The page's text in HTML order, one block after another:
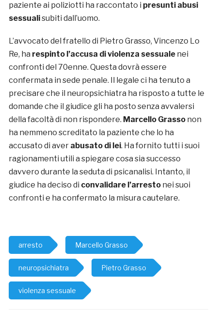
paziente ai poliziotti ha raccontato i presunti abusi
sessualisubiti dall’uomo.
L’avvocato del fratello di Pietro Grasso, Vincenzo Lo
Re, ha respinto l’accusa di violenza sessualenei
confronti del 70enne. Questa dovrà essere
confermata in sede penale. Il legale ci ha tenuto a
precisare che il neuropsichiatra ha risposto a tutte le
domande che il giudice gli ha posto senza avvalersi
della facoltà di non rispondere. Marcello Grasso non
ha nemmeno screditato la paziente che lo ha
accusato di aver abusato di lei. Ha fornito tutti i suoi
ragionamenti utili a spiegare cosa sia successo
davvero durante la seduta di psicanalisi. Intanto, il
giudice ha deciso di convalidare l’arrestonei suoi
confronti e ha confermato la misura cautelare.
arresto Marcello Grasso
neuropsichiatra Pietro Grasso
violenza sessuale